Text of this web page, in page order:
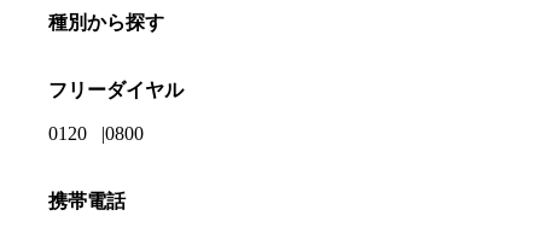
種別から探す
フリーダイヤル
0120 0800
携帯電話